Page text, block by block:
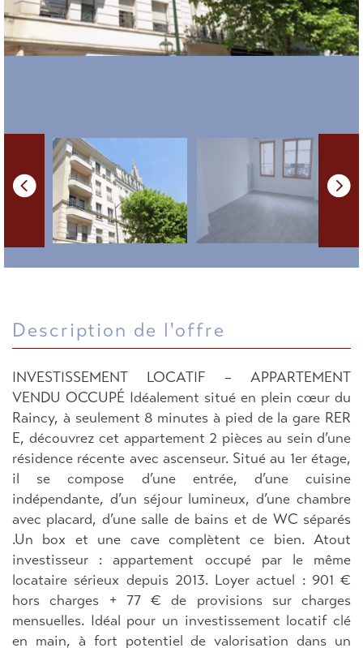
description de l'offre
INVESTISSEMENT LOCATIF – APPARTEMENT
VENDU OCCUPÉ Idéalement situé en plein cœur du
Raincy, à seulement 8 minutes à pied de la gare RER
E, découvrez cet appartement 2 pièces au sein d’une
résidence récente avec ascenseur. Situé au 1er étage,
il se compose d’une entrée, d’une cuisine
indépendante, d’un séjour lumineux, d’une chambre
avec placard, d’une salle de bains et de WC séparés
.Un box et une cave complètent ce bien. Atout
investisseur : appartement occupé par le même
locataire sérieux depuis 2013. Loyer actuel : 901 €
hors charges + 77 € de provisions sur charges
mensuelles. Idéal pour un investissement locatif clé
en main, à fort potentiel de valorisation dans un